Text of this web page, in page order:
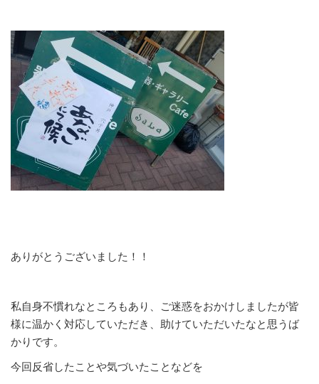
ありがとうございました！！
私自身不慣れなところもあり、ご迷惑をおかけしましたが皆
様に温かく対応していただき、助けていただいたなと思うば
かりです。
今回反省したことや気づいたことなどを